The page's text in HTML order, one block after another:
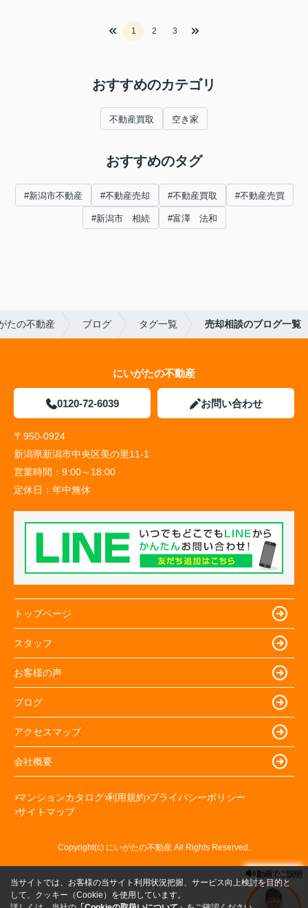
1 2 3
おすすめのカテゴリ
不動産買取 空き家
おすすめのタグ
#新潟市不動産 #不動産売却 #不動産買取 #不動産売買
#新潟市 相続 #富澤 法和
たの不動産 ブログ タグ一覧 売却相談のブログ一覧
にいがたの不動産
0120-72-6039 お問い合わせ
〒950-0924
新潟県新潟市中央区美の里11-1
営業時間： 9:00～18:00
定休日： 年中無休
トップページ
スタッフ
お客様の声
ブログ
アクセスマップ
会社概要
マンションカタログ 利用規約 プライバシーポリシー
サイトマップ
Copyright(c) にいがたの不動産 All Rights Reserved.
当サイトでは、お客様の当サイト利用状況把握、サービス向上検討を目的と
して、クッキー（Cookie）を使用しています。
動画でご説明